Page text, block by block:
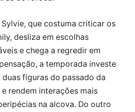
que costuma criticar os
desliza em escolhas
e chega a regredir em
a temporada investe
figuras do passado da
rendem interações mais
na alcova. Do outro